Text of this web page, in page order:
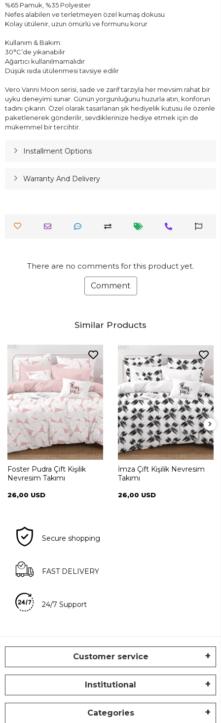
%65 Pamuk, %35 Polyester
Nefes alabilen ve terletmeyen özel kumaş dokusu
Kolay ütülenir, uzun ömürlü ve formunu korur
Kullanım & Bakım:
30°C’de yıkanabilir
Ağartıcı kullanılmamalıdır
Düşük ısıda ütülenmesi tavsiye edilir
Vero Vanni Moon serisi, sade ve zarif tarzıyla her mevsim rahat bir
uyku deneyimi sunar. Günün yorgunluğunu huzurla atın, konforun
tadını çıkarın. Özel olarak tasarlanan şık hediyelik kutusu ile özenle
paketlenerek gönderilir, sevdiklerinize hediye etmek için de
mükemmel bir tercihtir.
Installment Options
Warranty And Delivery
There are no comments for this product yet.
Comment
Similar Products
Foster Pudra Çift Kişilik
Nevresim Takımı
26,00 USD
İmza Çift Kişilik Nevresim
Takımı
26,00 USD
Secure shopping
FAST DELIVERY
24/7 Support
Customer service
Institutional
Categories